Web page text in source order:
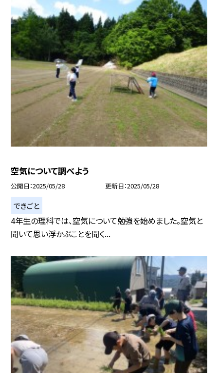
空気について調べよう
公開日 2025/05/28 更新日 2025/05/28
できごと
4年生の理科では、空気について勉強を始めました。空気と
聞いて思い浮かぶことを聞く...